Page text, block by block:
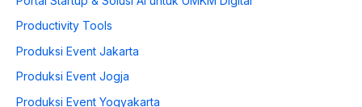
Productivity Tools
Produksi Event Jakarta
Produksi Event Jogja
Produksi Event Yogyakarta